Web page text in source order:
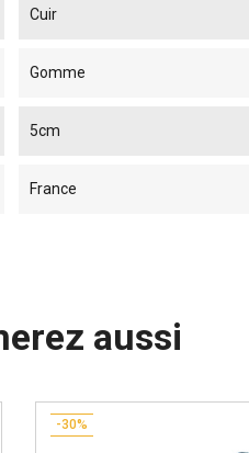
Cuir
Gomme
5cm
France
aussi
-30%